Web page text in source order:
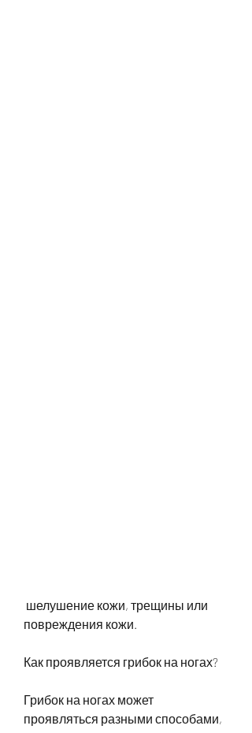
повреждения кожи.
Как проявляется грибок на ногах?
Грибок на ногах может
проявляться разными способами,